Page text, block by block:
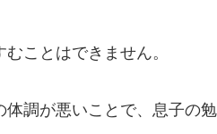
ことはできません。
調が悪いことで、息子の